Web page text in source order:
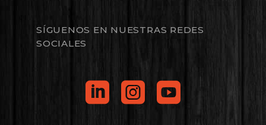
SÍGUENOS EN NUESTRAS REDES
SOCIALES